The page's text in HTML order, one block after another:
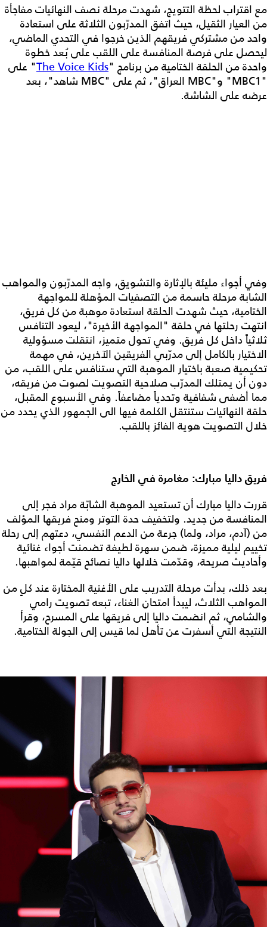
مع اقتراب لحظة التتويج، شهدت مرحلة نصف النهائيات مفاجأة
من العيار الثقيل، حيث اتفق المدرّبون الثلاثة على استعادة
واحد من مشتركي فريقهم الذين خرجوا في التحدي الماضي،
ليحصل على فرصة المنافسة على اللقب على بُعد خطوة
واحدة من الحلقة الختامية من برنامج "The Voice Kids" على
"MBC1" و"MBC العراق"، ثم على "MBC شاهد"، بعد
عرضه على الشاشة.
وفي أجواء مليئة بالإثارة والتشويق، واجه المدرّبون والمواهب
الشابة مرحلة حاسمة من التصفيات المؤهلة للمواجهة
الختامية، حيث شهدت الحلقة استعادة موهبة من كل فريق،
انتهت رحلتها في حلقة "المواجهة الأخيرة"، ليعود التنافس
ثلاثياً داخل كل فريق. وفي تحول متميز، انتقلت مسؤولية
الاختيار بالكامل إلى مدرّبي الفريقين الآخرين، في مهمة
تحكيمية صعبة باختيار الموهبة التي ستنافس على اللقب، من
دون أن يمتلك المدرّب صلاحية التصويت لصوت من فريقه،
مما أضفى شفافية وتحدياً مضاعفاً. وفي الأسبوع المقبل،
حلقة النهائيات ستنتقل الكلمة فيها الى الجمهور الذي يحدد من
خلال التصويت هوية الفائز باللقب.
فريق داليا مبارك: مغامرة في الخارج
قررت داليا مبارك أن تستعيد الموهبة الشابّة مراد فجر إلى
المنافسة من جديد. ولتخفيف حدة التوتر ومنح فريقها المؤلف
من (آدم، مراد، ولما) جرعة من الدعم النفسي، دعتهم إلى رحلة
تخييم ليلية مميزة، ضمن سهرة لطيفة تضمنت أجواء غنائية
وأحاديث صريحة، وقدّمت خلالها داليا نصائح قيّمة لمواهبها.
بعد ذلك، بدأت مرحلة التدريب على الأغنية المختارة عند كلٍ من
المواهب الثلاث، ليبدأ امتحان الغناء، تبعه تصويت رامي
والشامي، ثم انضمت داليا إلى فريقها على المسرح، وقرأ
النتيجة التي أسفرت عن تأهل لما قيس إلى الجولة الختامية.